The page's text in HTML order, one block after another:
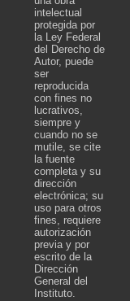
intelectual
protegida por
la Ley Federal
del Derecho de
Autor, puede
ser
reproducida
con fines no
lucrativos,
siempre y
cuando no se
mutile, se cite
la fuente
completa y su
dirección
electrónica; su
uso para otros
fines, requiere
autorización
previa y por
escrito de la
Dirección
General del
Instituto.